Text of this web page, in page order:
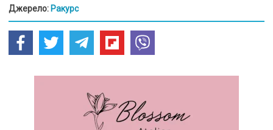
Джерело: Ракурс